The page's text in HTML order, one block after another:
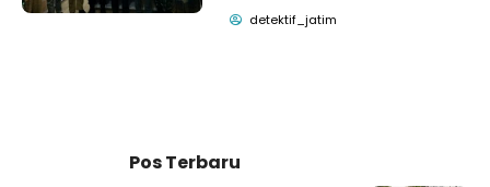
detektif_jatim
Pos Terbaru